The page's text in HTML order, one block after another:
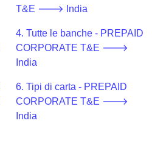
T&E 🡒 India
4. Tutte le banche - PREPAID
CORPORATE T&E 🡒
India
6. Tipi di carta - PREPAID
CORPORATE T&E 🡒
India